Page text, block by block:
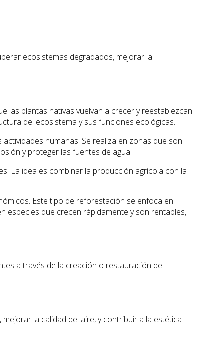
ecosistemas degradados, mejorar la
las plantas nativas vuelvan a crecer y reestablezcan
del ecosistema y sus funciones ecológicas.
humanas. Se realiza en zonas que son
y proteger las fuentes de agua.
La idea es combinar la producción agrícola con la
Este tipo de reforestación se enfoca en
especies que crecen rápidamente y son rentables,
a través de la creación o restauración de
la calidad del aire, y contribuir a la estética